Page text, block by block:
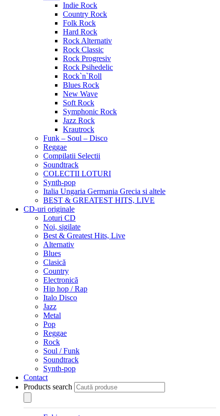
Indie Rock
Country Rock
Folk Rock
Hard Rock
Rock Alternativ
Rock Classic
Rock Progresiv
Rock Psihedelic
Rock`n`Roll
Blues Rock
New Wave
Soft Rock
Symphonic Rock
Jazz Rock
Krautrock
Funk – Soul – Disco
Reggae
Compilatii Selectii
Soundtrack
COLECTII LOTURI
Synth-pop
Italia Ungaria Germania Grecia si altele
BEST & GREATEST HITS, LIVE
CD-uri originale
Loturi CD
Noi, sigilate
Best & Greatest Hits, Live
Alternativ
Blues
Clasică
Country
Electronică
Hip hop / Rap
Italo Disco
Jazz
Metal
Pop
Reggae
Rock
Soul / Funk
Soundtrack
Synth-pop
Contact
Products search